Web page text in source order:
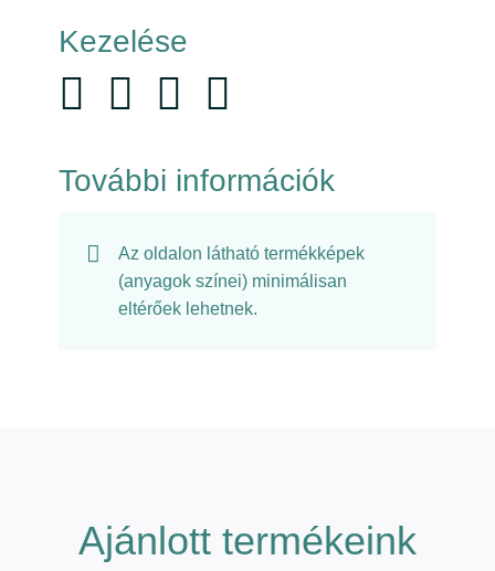
Kezelése
További információk
Az oldalon látható termékképek
(anyagok színei) minimálisan
eltérőek lehetnek.
Ajánlott termékeink